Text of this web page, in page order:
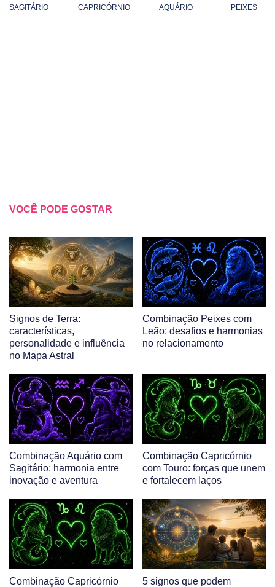
SAGITÁRIO CAPRICÓRNIO AQUÁRIO PEIXES
VOCÊ PODE GOSTAR
Signos de Terra:
características,
personalidade e influência
no Mapa Astral
Combinação Peixes com
Leão: desafios e harmonias
no relacionamento
Combinação Aquário com
Sagitário: harmonia entre
inovação e aventura
Combinação Capricórnio
com Touro: forças que unem
e fortalecem laços
Combinação Capricórnio
5 signos que podem